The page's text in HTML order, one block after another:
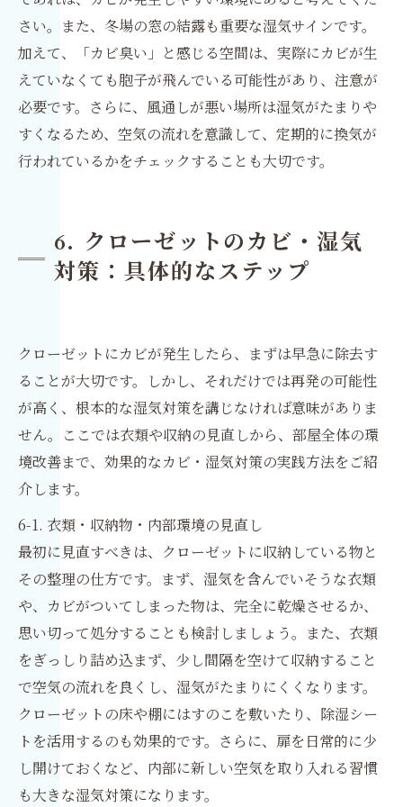
さい。また、冬場の窓の結露も重要な湿気サインです。
加えて、「カビ臭い」と感じる空間は、実際にカビが生
えていなくても胞子が飛んでいる可能性があり、注意が
必要です。さらに、風通しが悪い場所は湿気がたまりや
すくなるため、空気の流れを意識して、定期的に換気が
行われているかをチェックすることも大切です。
6. クローゼットのカビ・湿気
対策：具体的なステップ
クローゼットにカビが発生したら、まずは早急に除去す
ることが大切です。しかし、それだけでは再発の可能性
が高く、根本的な湿気対策を講じなければ意味がありま
せん。ここでは衣類や収納の見直しから、部屋全体の環
境改善まで、効果的なカビ・湿気対策の実践方法をご紹
介します。
6-1. 衣類・収納物・内部環境の見直し
最初に見直すべきは、クローゼットに収納している物と
その整理の仕方です。まず、湿気を含んでいそうな衣類
や、カビがついてしまった物は、完全に乾燥させるか、
思い切って処分することも検討しましょう。また、衣類
をぎっしり詰め込まず、少し間隔を空けて収納すること
で空気の流れを良くし、湿気がたまりにくくなります。
クローゼットの床や棚にはすのこを敷いたり、除湿シー
トを活用するのも効果的です。さらに、扉を日常的に少
し開けておくなど、内部に新しい空気を取り入れる習慣
も大きな湿気対策になります。